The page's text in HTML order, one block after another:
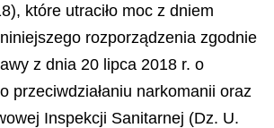
które utraciło moc z dniem
rozporządzenia zgodnie
z dnia 20 lipca 2018 r. o
przeciwdziałaniu narkomanii oraz
Inspekcji Sanitarnej (Dz. U.